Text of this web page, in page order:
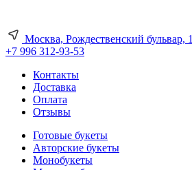
Москва, Рождественский бульвар, 1
+7 996 312-93-53
Контакты
Доставка
Оплата
Отзывы
Готовые букеты
Авторские букеты
Монобукеты